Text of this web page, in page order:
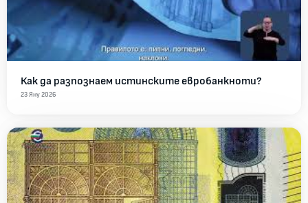
Как да разпознаем истинските евробанкноти?
23 Яну 2026